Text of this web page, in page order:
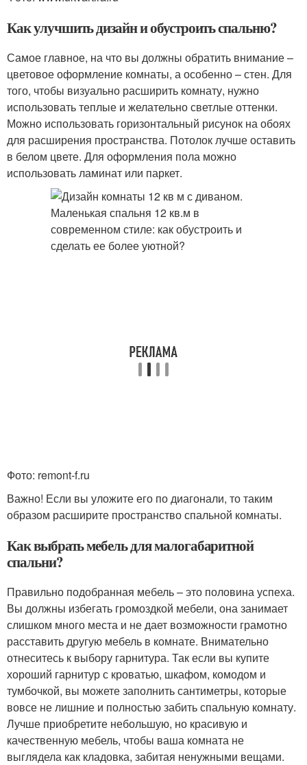
Как улучшить дизайн и обустроить спальню?
Самое главное, на что вы должны обратить внимание –
цветовое оформление комнаты, а особенно – стен. Для
того, чтобы визуально расширить комнату, нужно
использовать теплые и желательно светлые оттенки.
Можно использовать горизонтальный рисунок на обоях
для расширения пространства. Потолок лучше оставить
в белом цвете. Для оформления пола можно
использовать ламинат или паркет.
Фото: remont-f.ru
Важно! Если вы уложите его по диагонали, то таким
образом расширите пространство спальной комнаты.
Как выбрать мебель для малогабаритной
спальни?
Правильно подобранная мебель – это половина успеха.
Вы должны избегать громоздкой мебели, она занимает
слишком много места и не дает возможности грамотно
расставить другую мебель в комнате. Внимательно
отнеситесь к выбору гарнитура. Так если вы купите
хороший гарнитур с кроватью, шкафом, комодом и
тумбочкой, вы можете заполнить сантиметры, которые
вовсе не лишние и полностью забить спальную комнату.
Лучше приобретите небольшую, но красивую и
качественную мебель, чтобы ваша комната не
выглядела как кладовка, забитая ненужными вещами.